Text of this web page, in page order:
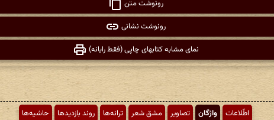
رونوشت متن
رونوشت نشانی
نمای مشابه کتابهای چاپی (فقط رایانه)
اطّلاعات واژگان تصاویر مشق شعر ترانه‌ها روند بازدیدها حاشیه‌ها